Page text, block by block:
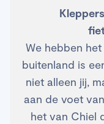
We hebben
buitenland is
niet alleen jij,
aan de voet
het van Chiel